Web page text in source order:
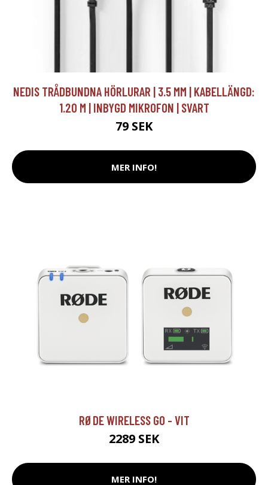
NEDIS TRÅDBUNDNA HÖRLURAR | 3.5 MM | KABELLÄNGD:
1.20 M | INBYGD MIKROFON | SVART
79 SEK
MER INFO!
RØDE WIRELESS GO - VIT
2289 SEK
MER INFO!